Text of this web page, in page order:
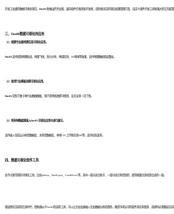
开发工业级的数据可视化项目， FineBI 新推出的专业版，面向软件开发商和开发者，提供更灵活的项目权限管理方案、自定义组件开发工具和强大的交互配置
三、 FineBI数据可视化的应用
（1）搭建专业级地理信息可视化应用。
FineBI 支持绘制地理轨迹、地理飞线、热力分布、地域区块、3D地球等效果，支持地理数据多层叠加。
（2）使用行业模板创建可视化应用。
FineBI 定制了数十种行业数据模板，用户简单修改即可使用，业务全景一目了然。
（3）将多种数据源接入FineBI 可视化应用中进行展示。
支持接入包括云分析型数据库、关系型数据库、本地CSV上传和在线API等，支持动态请求。
四、数据可视化软件工具
如今大家常用的可视化工具，比如tableau、FineReport、ChartBlocks等，其中一部分适合新手，一部分适合有经验的，使用者要注意找到合适的一款。
很显然在目前的信息时代，借助类似于FineBI的这些工具，可以让企业加速融入企业数据分析的趋势。备受市场认可的软件其实有很多，选择时必须要结合